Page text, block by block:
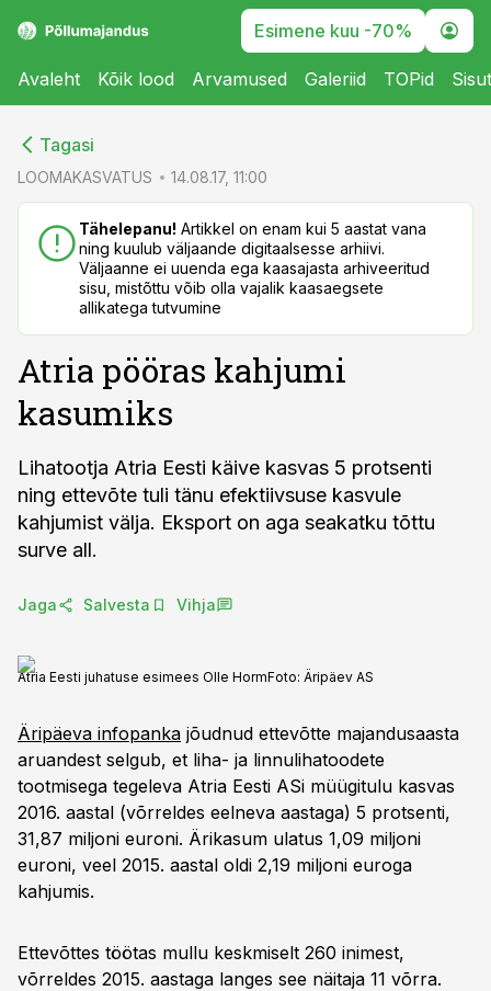
Esimene kuu -70%
Avaleht Kõik lood Arvamused Galeriid TOPid
Tagasi
LOOMAKASVATUS 14.08.17, 11:00
Tähelepanu! Artikkel on enam kui 5 aastat vana
ning kuulub väljaande digitaalsesse arhiivi.
Väljaanne ei uuenda ega kaasajasta arhiveeritud
sisu, mistõttu võib olla vajalik kaasaegsete
allikatega tutvumine
Atria pööras kahjumi
kasumiks
Lihatootja Atria Eesti käive kasvas 5 protsenti
ning ettevõte tuli tänu efektiivsuse kasvule
kahjumist välja. Eksport on aga seakatku tõttu
surve all.
Jaga Salvesta Vihja
Atria Eesti juhatuse esimees Olle HormFoto: Äripäev AS
Äripäeva infopanka jõudnud ettevõtte majandusaasta
aruandest selgub, et liha- ja linnulihatoodete
tootmisega tegeleva Atria Eesti ASi müügitulu kasvas
2016. aastal (võrreldes eelneva aastaga) 5 protsenti,
31,87 miljoni euroni. Ärikasum ulatus 1,09 miljoni
euroni, veel 2015. aastal oldi 2,19 miljoni euroga
kahjumis.
Ettevõttes töötas mullu keskmiselt 260 inimest,
võrreldes 2015. aastaga langes see näitaja 11 võrra.